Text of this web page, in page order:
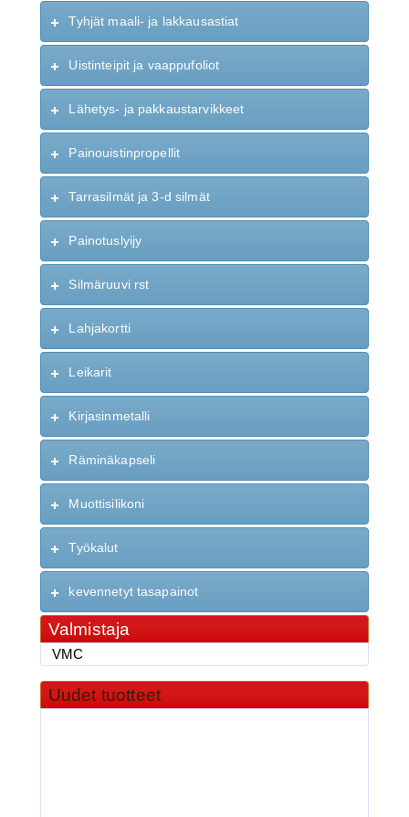
Tyhjät maali- ja lakkausastiat
Uistinteipit ja vaappufoliot
Lähetys- ja pakkaustarvikkeet
Painouistinpropellit
Tarrasilmät ja 3-d silmät
Painotuslyijy
Silmäruuvi rst
Lahjakortti
Leikarit
Kirjasinmetalli
Räminäkapseli
Muottisilikoni
Työkalut
kevennetyt tasapainot
Valmistaja
VMC
Uudet tuotteet